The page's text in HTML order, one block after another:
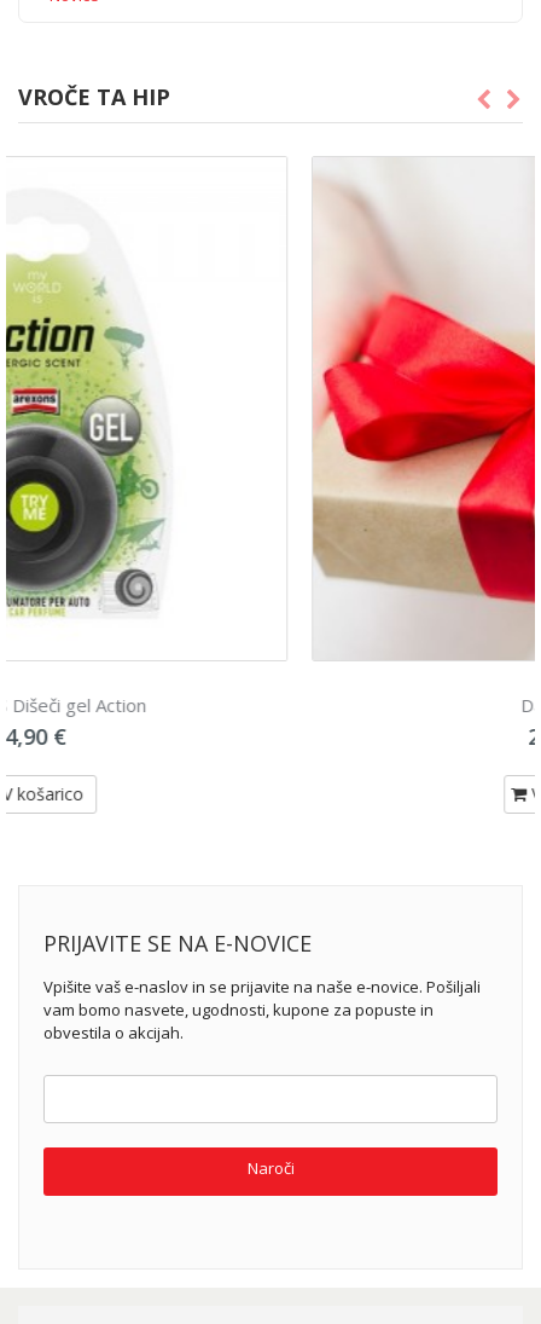
VROČE TA HIP
PRIJAVITE SE NA E-NOVICE
Vpišite vaš e-naslov in se prijavite na naše e-novice. Pošiljali
vam bomo nasvete, ugodnosti, kupone za popuste in
obvestila o akcijah.
Naroči